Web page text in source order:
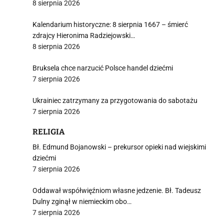
8 sierpnia 2026
Kalendarium historyczne: 8 sierpnia 1667 – śmierć
zdrajcy Hieronima Radziejowski…
8 sierpnia 2026
Bruksela chce narzucić Polsce handel dziećmi
7 sierpnia 2026
Ukrainiec zatrzymany za przygotowania do sabotażu
7 sierpnia 2026
RELIGIA
Bł. Edmund Bojanowski – prekursor opieki nad wiejskimi
dziećmi
7 sierpnia 2026
Oddawał współwięźniom własne jedzenie. Bł. Tadeusz
Dulny zginął w niemieckim obo…
7 sierpnia 2026